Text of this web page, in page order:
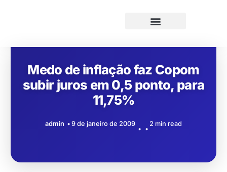
Medo de inflação faz Copom
subir juros em 0,5 ponto, para
11,75%
admin 9 de janeiro de 2009 2 min read